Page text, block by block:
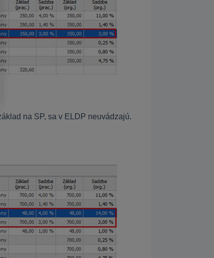
na SP, sa v ELDP neuvádzajú.